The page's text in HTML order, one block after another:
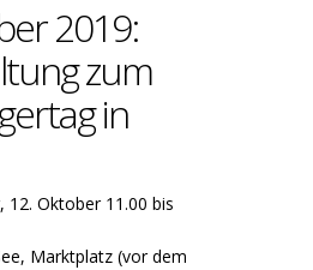
2019:
zum
in
12. Oktober 11.00 bis
Marktplatz (vor dem